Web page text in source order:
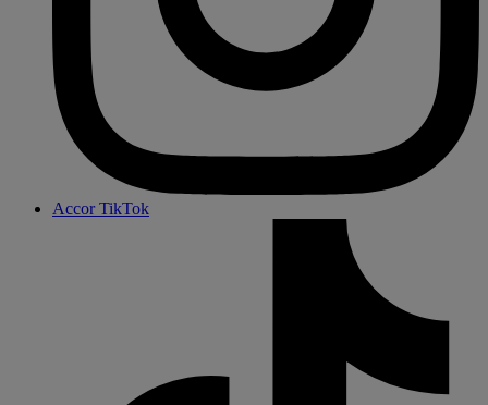
Accor TikTok